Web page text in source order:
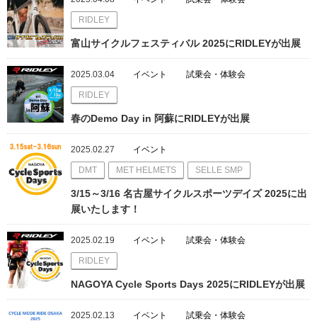
RIDLEY
富山サイクルフェスティバル 2025にRIDLEYが出展
2025.03.04 イベント 試乗会・体験会
RIDLEY
春のDemo Day in 阿蘇にRIDLEYが出展
2025.02.27 イベント
DMT MET HELMETS SELLE SMP
3/15～3/16 名古屋サイクルスポーツデイズ 2025に出
展いたします！
2025.02.19 イベント 試乗会・体験会
RIDLEY
NAGOYA Cycle Sports Days 2025にRIDLEYが出展
2025.02.13 イベント 試乗会・体験会